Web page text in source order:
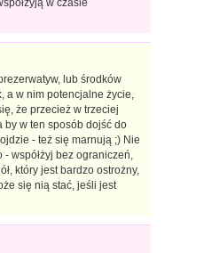
w czasie
lub środków
a w nim potencjalne życie,
że przecież w trzeciej
w ten sposób dojść do
- też się marnują ;) Nie
współżyj bez ograniczeń,
który jest bardzo ostrożny,
się nią stać, jeśli jest